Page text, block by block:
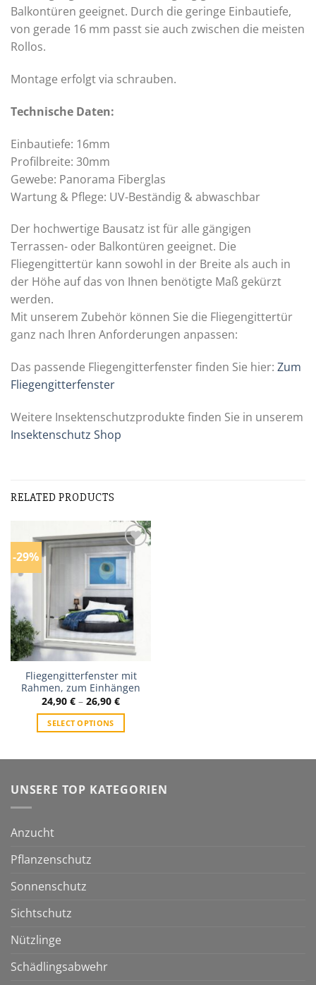
Balkontüren geeignet. Durch die geringe Einbautiefe,
von gerade 16 mm passt sie auch zwischen die meisten
Rollos.
Montage erfolgt via schrauben.
Technische Daten:
Einbautiefe: 16mm
Profilbreite: 30mm
Gewebe: Panorama Fiberglas
Wartung & Pflege: UV-Beständig & abwaschbar
Der hochwertige Bausatz ist für alle gängigen
Terrassen- oder Balkontüren geeignet. Die
Fliegengittertür kann sowohl in der Breite als auch in
der Höhe auf das von Ihnen benötigte Maß gekürzt
werden.
Mit unserem Zubehör können Sie die Fliegengittertür
ganz nach Ihren Anforderungen anpassen:
Das passende Fliegengitterfenster finden Sie hier: Zum
Fliegengitterfenster
Weitere Insektenschutzprodukte finden Sie in unserem
Insektenschutz Shop
RELATED PRODUCTS
-29%
Zur
Wunschliste
Fliegengitterfenster mit
Rahmen, zum Einhängen
24,90 € – 26,90 €
SELECT OPTIONS
UNSERE TOP KATEGORIEN
Anzucht
Pflanzenschutz
Sonnenschutz
Sichtschutz
Nützlinge
Schädlingsabwehr